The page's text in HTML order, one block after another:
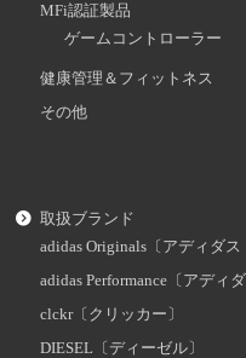
MFi認証製品
ゲームコントローラー
健康管理＆フィットネス
その他
取扱ブランド
adidas Originals〔アディダス
adidas Performance〔アディ
clckr〔クリッカー〕
DIESEL〔ディーゼル〕